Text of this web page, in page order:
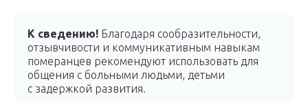
К сведению! Благодаря сообразительности,
отзывчивости и коммуникативным навыкам
померанцев рекомендуют использовать для
общения с больными людьми, детьми
с задержкой развития.